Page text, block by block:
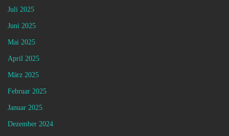
Juli 2025
Juni 2025
Mai 2025
April 2025
März 2025
Februar 2025
Januar 2025
Dezember 2024